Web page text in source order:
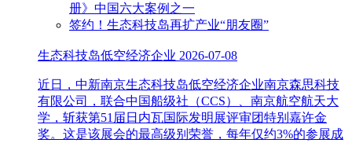
册》中国六大案例之一
签约！生态科技岛再扩产业“朋友圈”
生态科技岛低空经济企业 2026-07-08
近日，中新南京生态科技岛低空经济企业南京森思科技
有限公司，联合中国船级社（CCS）、南京航空航天大
学，斩获第51届日内瓦国际发明展评审团特别嘉许金
奖。这是该展会的最高级别荣誉，每年仅约3%的参展成